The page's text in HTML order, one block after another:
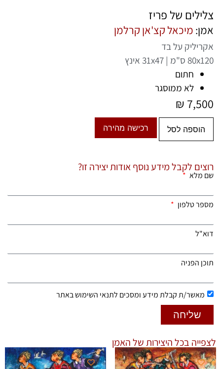
צלילים של פריז
אמן: מיכאל קצ'אן קרלמן
אקריליק על בד
80x120 ס"מ | 31x47 אינץ
חתום
לא ממוסגר
₪ 7,500
הוספה לסל רכישה מהירה
רוצים לקבל מידע נוסף אודות יצירה זו?
שם מלא
מספר טלפון
דוא"ל
תוכן הפניה
מאשר/ת קבלת מידע ומסכים לתנאי השימוש באתר
שליחה
לצפייה בכל היצירות של האמן